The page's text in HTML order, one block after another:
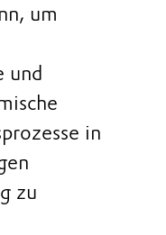
um
und
in
zu